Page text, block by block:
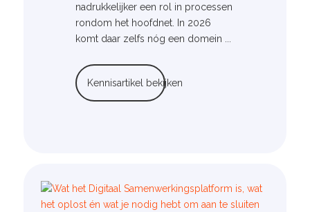
nadrukkelijker een rol in processen
rondom het hoofdnet. In 2026
komt daar zelfs nóg een domein ...
Kennisartikel bekijken